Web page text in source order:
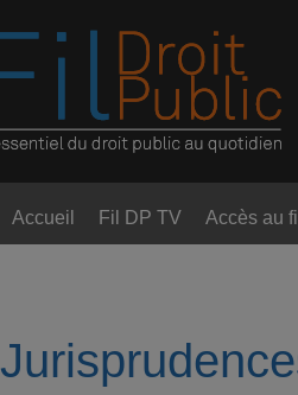
Accueil Fil DP TV Accès au fil